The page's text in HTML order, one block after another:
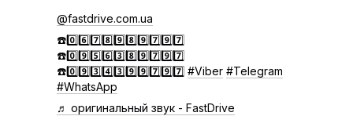
@fastdrive.com.ua
☎️0️⃣6️⃣7️⃣8️⃣9️⃣8️⃣9️⃣7️⃣9️⃣7️⃣
☎️0️⃣9️⃣5️⃣6️⃣3️⃣8️⃣9️⃣7️⃣9️⃣7️⃣
☎️0️⃣9️⃣3️⃣4️⃣3️⃣9️⃣9️⃣7️⃣9️⃣7️⃣ #Viber #Telegram
#WhatsApp
♬ оригинальный звук - FastDrive